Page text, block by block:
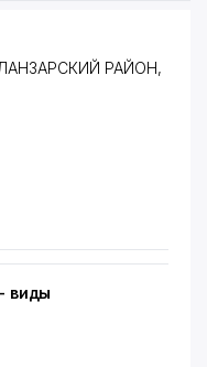
РАЙОН,
виды